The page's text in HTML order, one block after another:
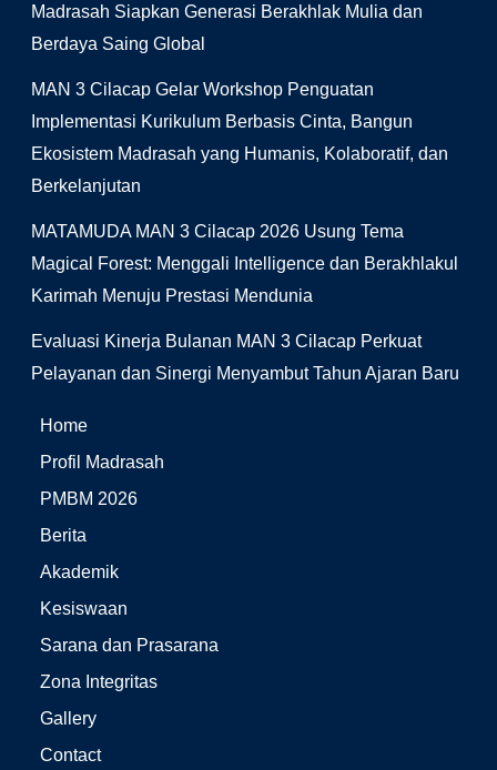
Madrasah Siapkan Generasi Berakhlak Mulia dan
Berdaya Saing Global
MAN 3 Cilacap Gelar Workshop Penguatan
Implementasi Kurikulum Berbasis Cinta, Bangun
Ekosistem Madrasah yang Humanis, Kolaboratif, dan
Berkelanjutan
MATAMUDA MAN 3 Cilacap 2026 Usung Tema
Magical Forest: Menggali Intelligence dan Berakhlakul
Karimah Menuju Prestasi Mendunia
Evaluasi Kinerja Bulanan MAN 3 Cilacap Perkuat
Pelayanan dan Sinergi Menyambut Tahun Ajaran Baru
Home
Profil Madrasah
PMBM 2026
Berita
Akademik
Kesiswaan
Sarana dan Prasarana
Zona Integritas
Gallery
Contact